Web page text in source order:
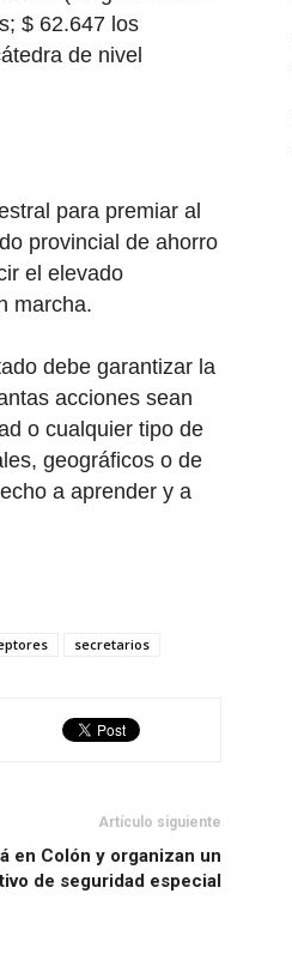
$ 62.647 los
de nivel
para premiar al
provincial de ahorro
el elevado
marcha.
debe garantizar la
acciones sean
o cualquier tipo de
geográficos o de
a aprender y a
secretarios
Artículo siguiente
en Colón y organizan un
de seguridad especial